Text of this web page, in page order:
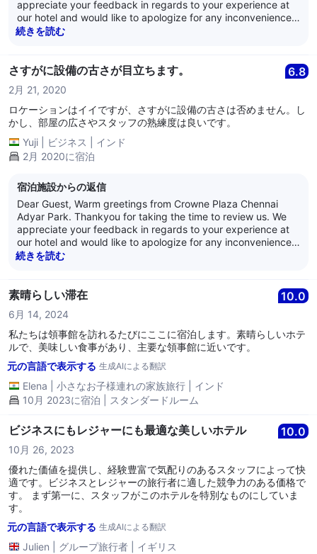
appreciate your feedback in regards to your experience at
our hotel and would like to apologize for any inconvenience
caused. We have highlighted the issue to the relevant team
and operations. We eagerly look forward to hosting you
Regards, Anand Nair General Manager Crowne Plaza
Chennai Adyar Park
続きを読む
さすがに設備の古さが目立ちます。 6.8
2月 21, 2020
ロケーションはイイですが、さすがに設備の古さは否めません。し
かし、部屋の広さやスタッフの熟練度は良いです。
Yuji
ビジネス
インド
2月 2020に宿泊
宿泊施設からの返信
Dear Guest, Warm greetings from Crowne Plaza Chennai
Adyar Park. Thankyou for taking the time to review us. We
appreciate your feedback in regards to your experience at
our hotel and would like to apologize for any inconvenience
caused. We have highlighted the issue to the relevant team
and operations. We eagerly look forward to hosting you
Regards, Anand Nair General Manager Crowne Plaza
Chennai Adyar Park
続きを読む
素晴らしい滞在 10.0
6月 14, 2024
私たちは領事館を訪れるたびにここに宿泊します。素晴らしいホテ
ルで、美味しい食事があり、主要な領事館に近いです。
元の言語で表示する 生成AIによる翻訳
Elena 小さなお子様連れの家族旅行
インド
10月 2023に宿泊 | スタンダードルーム
ビジネスにもレジャーにも最適な美しいホテル 10.0
10月 26, 2023
優れた価値を提供し、経験豊富で気配りのあるスタッフによって快
適です。ビジネスとレジャーの旅行者に適した競争力のある価格で
す。 まず第一に、スタッフがこのホテルを特別なものにしていま
す。
元の言語で表示する 生成AIによる翻訳
Julien グループ旅行者
イギリス